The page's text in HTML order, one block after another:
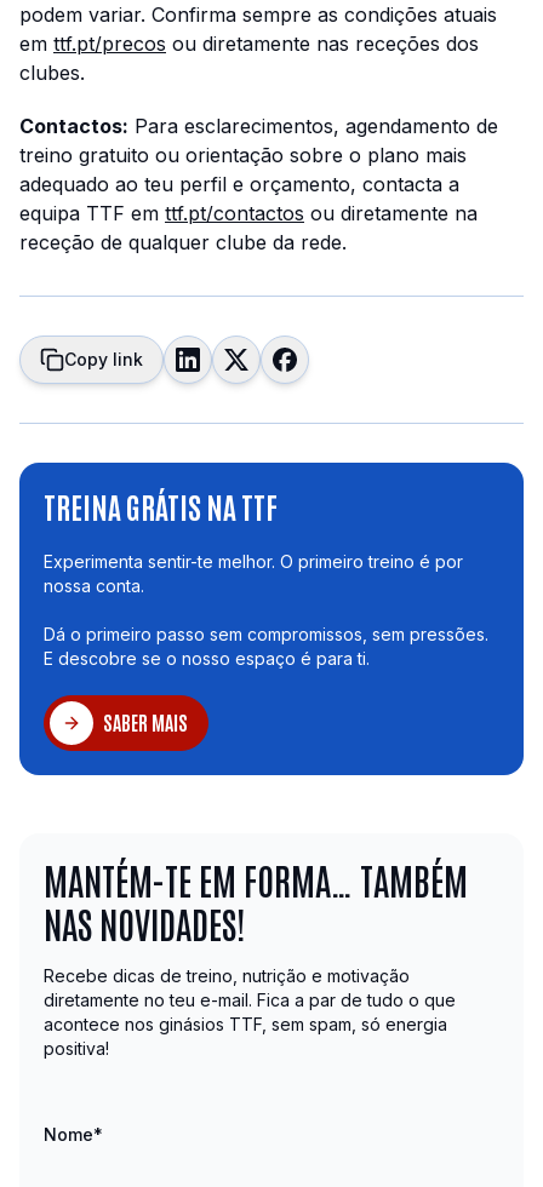
podem variar. Confirma sempre as condições atuais
em ttf.pt/precos ou diretamente nas receções dos
clubes.
Contactos: Para esclarecimentos, agendamento de
treino gratuito ou orientação sobre o plano mais
adequado ao teu perfil e orçamento, contacta a
equipa TTF em ttf.pt/contactos ou diretamente na
receção de qualquer clube da rede.
Copy link
TREINA GRÁTIS NA TTF
Experimenta sentir-te melhor. O primeiro treino é por
nossa conta.
Dá o primeiro passo sem compromissos, sem pressões.
E descobre se o nosso espaço é para ti.
SABER MAIS
MANTÉM-TE EM FORMA… TAMBÉM
NAS NOVIDADES!
Recebe dicas de treino, nutrição e motivação
diretamente no teu e-mail. Fica a par de tudo o que
acontece nos ginásios TTF, sem spam, só energia
positiva!
Nome*